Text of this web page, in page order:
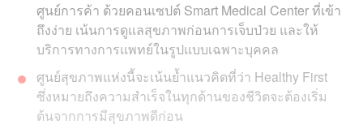
ศูนย์การค้า ด้วยคอนเซปต์ Smart Medical Center ที่เข้า
ถึงง่าย เน้นการดูแลสุขภาพก่อนการเจ็บป่วย และให้
บริการทางการแพทย์ในรูปแบบเฉพาะบุคคล
ศูนย์สุขภาพแห่งนี้จะเน้นย้ำแนวคิดที่ว่า Healthy First
ซึ่งหมายถึงความสำเร็จในทุกด้านของชีวิตจะต้องเริ่ม
ต้นจากการมีสุขภาพดีก่อน